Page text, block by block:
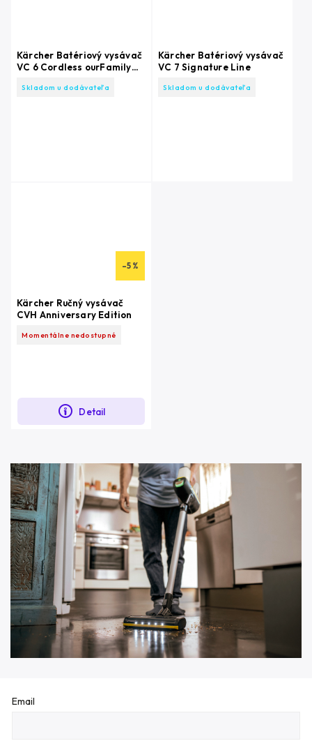
Kärcher Batériový vysávač
VC 6 Cordless ourFamily
Skladom u dodávateľa
Kärcher Batériový vysávač
VC 7 Signature Line
Skladom u dodávateľa
–5 %
Kärcher Ručný vysávač
CVH Anniversary Edition
Momentálne nedostupné
Detail
Email